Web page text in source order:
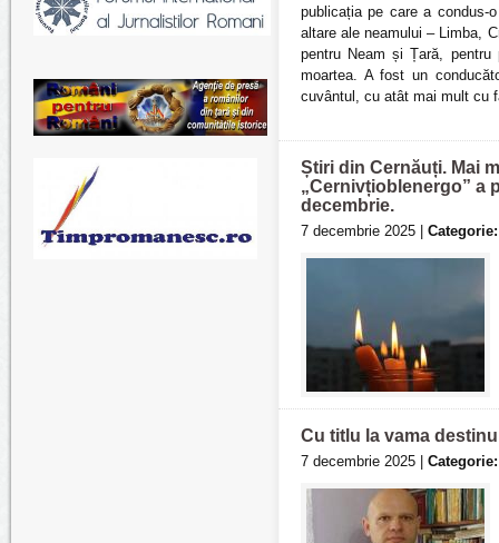
publicația pe care a
altare ale neamului – Limba,
pentru Neam și Țară, pentru
moartea. A fost un
cuvântul, cu atât mai mult cu
Știri din Cernăuți. Mai
„Cernivțioblenergo” a
decembrie.
7 decembrie 2025 | Categorie:
Cu titlu la vama
7 decembrie 2025 | Categorie: